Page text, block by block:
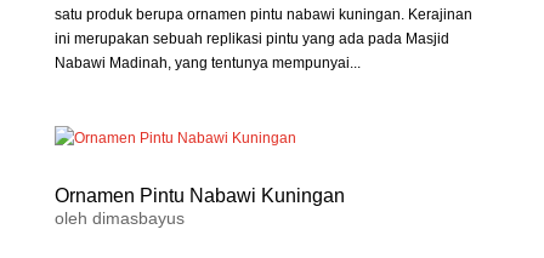
satu produk berupa ornamen pintu nabawi kuningan. Kerajinan
ini merupakan sebuah replikasi pintu yang ada pada Masjid
Nabawi Madinah, yang tentunya mempunyai...
Ornamen Pintu Nabawi Kuningan
oleh dimasbayus